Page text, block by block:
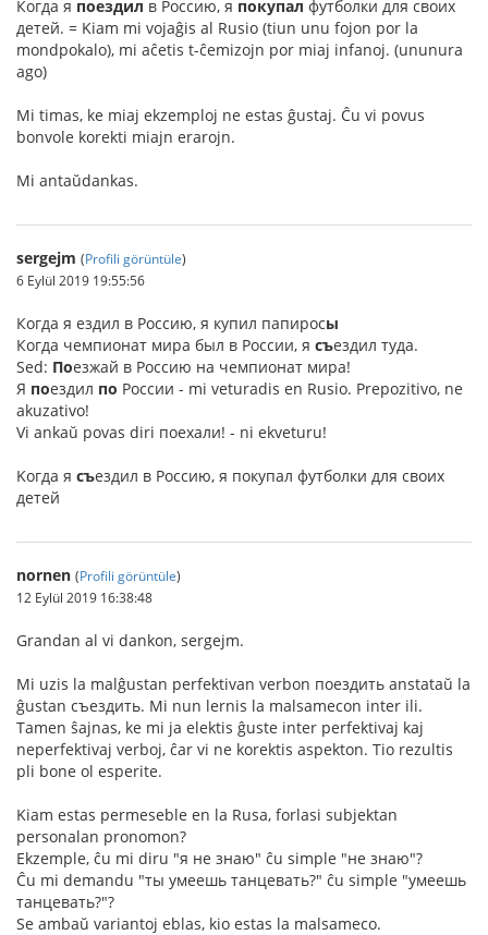
Когда я поездил в Россию, я покупал футболки для своих
детей. = Kiam mi vojaĝis al Rusio (tiun unu fojon por la
mondpokalo), mi aĉetis t-ĉemizojn por miaj infanoj. (ununura
ago)
Mi timas, ke miaj ekzemploj ne estas ĝustaj. Ĉu vi povus
bonvole korekti miajn erarojn.
Mi antaŭdankas.
sergejm (Profili görüntüle)
6 Eylül 2019 19:55:56
Когда я ездил в Россию, я купил папиросы
Когда чемпионат мира был в России, я съездил туда.
Sed: Поезжай в Россию на чемпионат мира!
Я поездил по России - mi veturadis en Rusio. Prepozitivo, ne
akuzativo!
Vi ankaŭ povas diri поехали! - ni ekveturu!
Kогда я съездил в Россию, я покупал футболки для своих
детей
nornen (Profili görüntüle)
12 Eylül 2019 16:38:48
Grandan al vi dankon, sergejm.
Mi uzis la malĝustan perfektivan verbon поездить anstataŭ la
ĝustan съездить. Mi nun lernis la malsamecon inter ili.
Tamen ŝajnas, ke mi ja elektis ĝuste inter perfektivaj kaj
neperfektivaj verboj, ĉar vi ne korektis aspekton. Tio rezultis
pli bone ol esperite.
Kiam estas permeseble en la Rusa, forlasi subjektan
personalan pronomon?
Ekzemple, ĉu mi diru "я не знаю" ĉu simple "не знаю"?
Ĉu mi demandu "ты умеешь танцевать?" ĉu simple "умеешь
танцевать?"?
Se ambaŭ variantoj eblas, kio estas la malsameco.